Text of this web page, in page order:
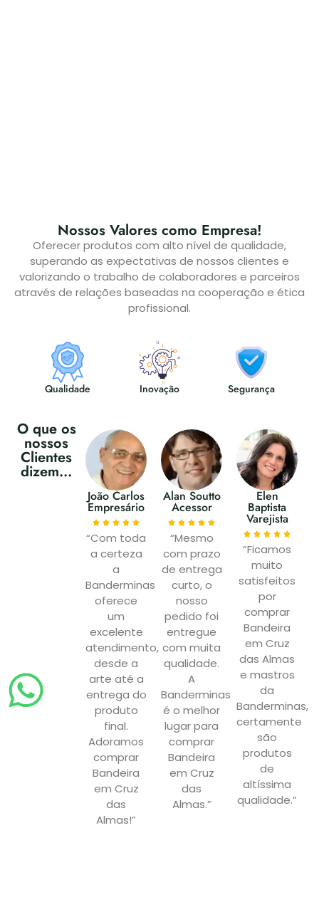
Nossos Valores como Empresa!
Oferecer produtos com alto nível de qualidade,
superando as expectativas de nossos clientes e
valorizando o trabalho de colaboradores e parceiros
através de relações baseadas na cooperação e ética
profissional.
Qualidade Inovação Segurança
O que os
nossos
Clientes
dizem...
João Carlos
Empresário
“Com toda
a certeza
a
Banderminas
oferece
um
excelente
atendimento,
desde a
arte até a
entrega do
produto
final.
Adoramos
comprar
Bandeira
em Cruz
das
Almas!”
Alan Soutto
Acessor
“Mesmo
com prazo
de entrega
curto, o
nosso
pedido foi
entregue
com muita
qualidade.
A
Banderminas
é o melhor
lugar para
comprar
Bandeira
em Cruz
das
Almas.”
Elen
Baptista
Varejista
“Ficamos
muito
satisfeitos
por
comprar
Bandeira
em Cruz
das Almas
e mastros
da
Banderminas,
certamente
são
produtos
de
altíssima
qualidade.”